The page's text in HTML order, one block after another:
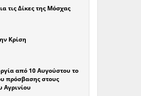
τις Δίκες της Μόσχας
Κρίση
από 10 Αυγούστου το
πρόσβασης στους
Αγρινίου